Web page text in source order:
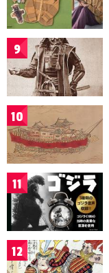
9
10
11
12